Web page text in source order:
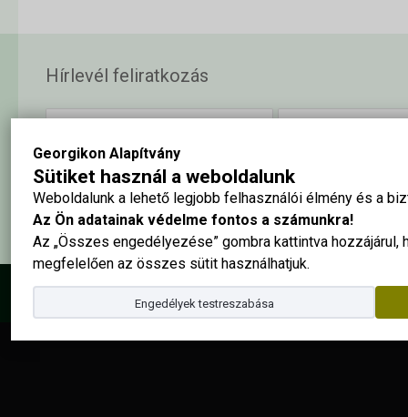
Georgikon Alapítvány
Sütiket használ a weboldalunk
Weboldalunk a lehető legjobb felhasználói élmény és a
Az Ön adatainak védelme fontos a számunkra!
Az „Összes engedélyezése” gombra kattintva hozzájárul,
megfelelően az összes sütit használhatjuk.
Engedélyek testreszabása
Hírlevél feliratkozás
Elolvastam és elfogadom az